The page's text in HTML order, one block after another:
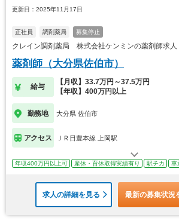
更新日：2025年11月17日
正社員 調剤薬局 募集停止
クレイン調剤薬局 株式会社ケンミンの薬剤師求人
薬剤師（大分県佐伯市）
給与
【月収】33.7万円～37.5万円
【年収】400万円以上
勤務地 大分県 佐伯市
アクセス ＪＲ日豊本線 上岡駅
年収400万円以上可 産休・育休取得実績有り 駅チカ 車
求人の詳細を見る 最新の募集状況